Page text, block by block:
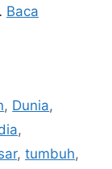
Baca
, Dunia,
,
, tumbuh,